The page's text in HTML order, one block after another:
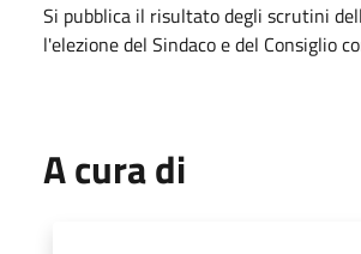
Si pubblica il risultato degli scrutini
l'elezione del Sindaco e del Consiglio
A cura di